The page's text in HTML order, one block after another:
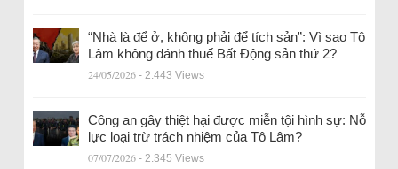
“Nhà là để ở, không phải để tích sản”: Vì sao Tô
Lâm không đánh thuế Bất Động sản thứ 2?
24/05/2026 - 2.443 Views
Công an gây thiệt hại được miễn tội hình sự: Nỗ
lực loại trừ trách nhiệm của Tô Lâm?
07/07/2026 - 2.345 Views